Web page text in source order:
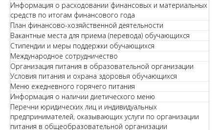
Информация о расходовании финансовых и материальных
средств по итогам финансового года
План финансово-хозяйственной деятельности
Вакантные места для приема (перевода) обучающихся
Стипендии и меры поддержки обучающихся
Международное сотрудничество
Организация питания в образовательной организации
Условия питания и охрана здоровья обучающихся
Меню ежедневного горячего питания
Информация о наличии диетического меню
Перечни юридических лиц и индивидуальных
предпринимателей, оказывающих услуги по организации
питания в общеобразовательной организации